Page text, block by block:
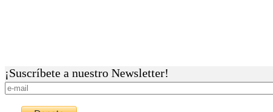
¡Suscríbete a nuestro Newsletter!